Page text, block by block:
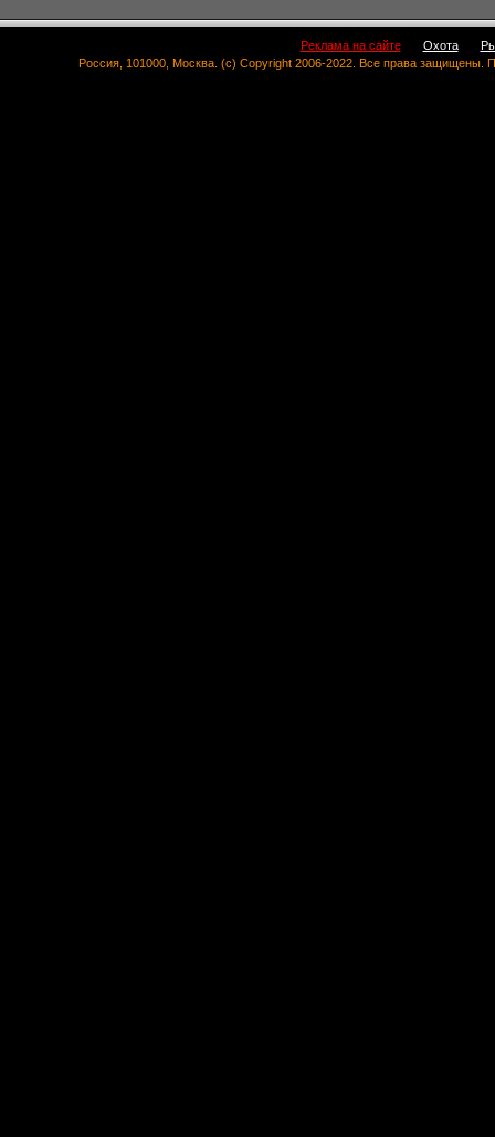
Реклама на сайте Охота
Россия, 101000, Москва. (c) Copyright 2006-2022. Все права защищены.